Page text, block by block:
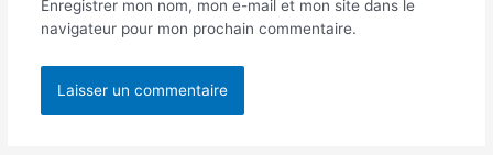
Enregistrer mon nom, mon e-mail et mon site dans le
navigateur pour mon prochain commentaire.